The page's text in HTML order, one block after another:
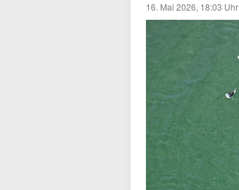
16. Mai 2026, 18:03 Uhr